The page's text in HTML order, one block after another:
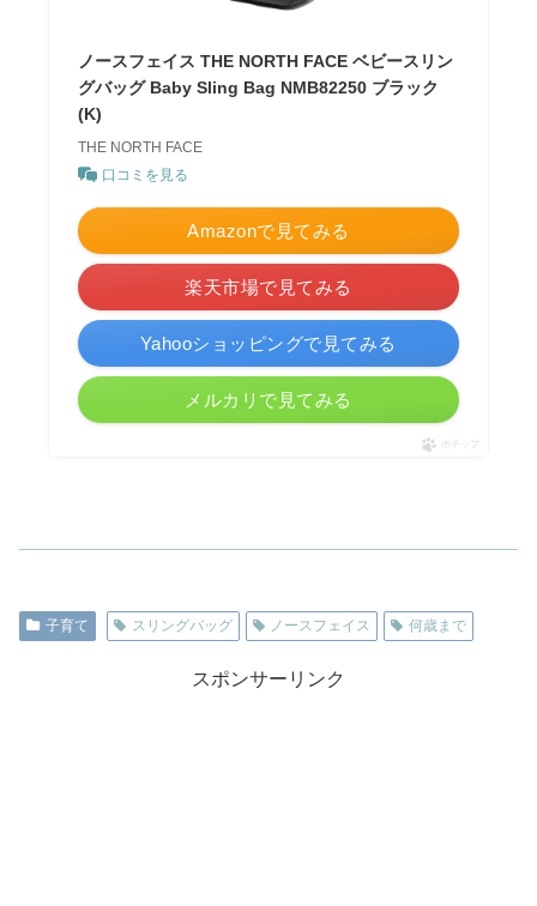
ノースフェイス THE NORTH FACE ベビースリン
グバッグ Baby Sling Bag NMB82250 ブラック
(K)
THE NORTH FACE
口コミを見る
Amazonで見てみる
楽天市場で見てみる
Yahooショッピングで見てみる
メルカリで見てみる
ポチップ
子育て スリングバッグ ノースフェイス 何歳まで
スポンサーリンク